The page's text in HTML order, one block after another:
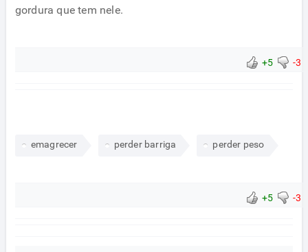
gordura que tem nele.
+5 -3
emagrecer perder barriga perder peso
+5 -3